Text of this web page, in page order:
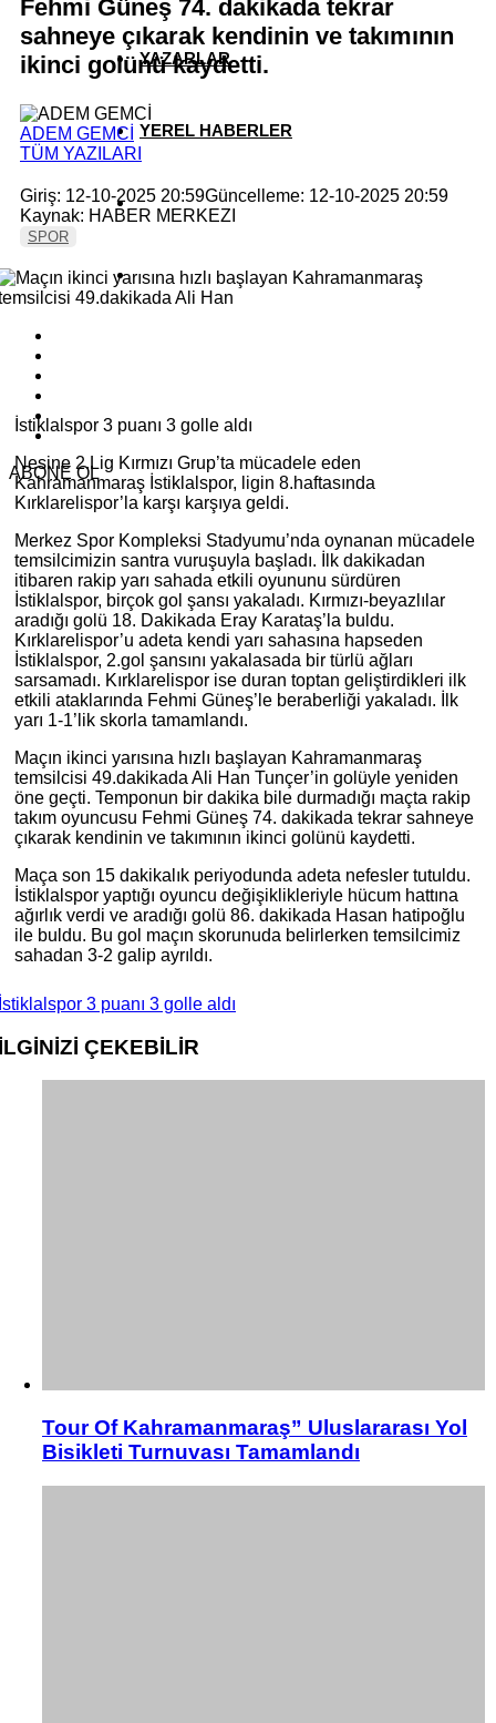
YAZARLAR
YEREL HABERLER
Fehmi Güneş 74. dakikada tekrar
sahneye çıkarak kendinin ve takımının
ikinci golünü kaydetti.
ADEM GEMCİ
TÜM YAZILARI
Giriş: 12-10-2025 20:59Güncelleme: 12-10-2025 20:59
Kaynak: HABER MERKEZI
SPOR
ABONE OL
İstiklalspor 3 puanı 3 golle aldı
Nesine 2.Lig Kırmızı Grup’ta mücadele eden
Kahramanmaraş İstiklalspor, ligin 8.haftasında
Kırklarelispor’la karşı karşıya geldi.
Merkez Spor Kompleksi Stadyumu’nda oynanan mücadele
temsilcimizin santra vuruşuyla başladı. İlk dakikadan
itibaren rakip yarı sahada etkili oyununu sürdüren
İstiklalspor, birçok gol şansı yakaladı. Kırmızı-beyazlılar
aradığı golü 18. Dakikada Eray Karataş’la buldu.
Kırklarelispor’u adeta kendi yarı sahasına hapseden
İstiklalspor, 2.gol şansını yakalasada bir türlü ağları
sarsamadı. Kırklarelispor ise duran toptan geliştirdikleri ilk
etkili ataklarında Fehmi Güneş’le beraberliği yakaladı. İlk
yarı 1-1’lik skorla tamamlandı.
Maçın ikinci yarısına hızlı başlayan Kahramanmaraş
temsilcisi 49.dakikada Ali Han Tunçer’in golüyle yeniden
öne geçti. Temponun bir dakika bile durmadığı maçta rakip
takım oyuncusu Fehmi Güneş 74. dakikada tekrar sahneye
çıkarak kendinin ve takımının ikinci golünü kaydetti.
Maça son 15 dakikalık periyodunda adeta nefesler tutuldu.
İstiklalspor yaptığı oyuncu değişiklikleriyle hücum hattına
ağırlık verdi ve aradığı golü 86. dakikada Hasan hatipoğlu
ile buldu. Bu gol maçın skorunuda belirlerken temsilcimiz
sahadan 3-2 galip ayrıldı.
3 puanı 3 golle aldı
ÇEKEBİLİR
Tour Of Kahramanmaraş” Uluslararası Yol
Bisikleti Turnuvası Tamamlandı